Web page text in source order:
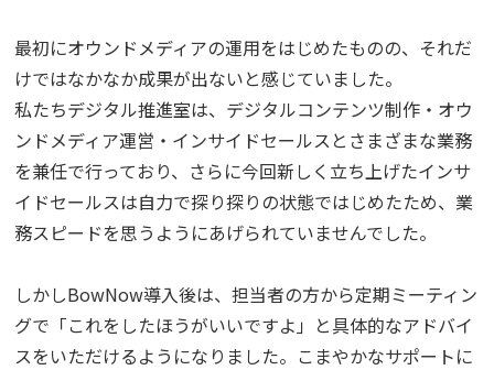
最初にオウンドメディアの運用をはじめたものの、それだ
けではなかなか成果が出ないと感じていました。
私たちデジタル推進室は、デジタルコンテンツ制作・オウ
ンドメディア運営・インサイドセールスとさまざまな業務
を兼任で行っており、さらに今回新しく立ち上げたインサ
イドセールスは自力で探り探りの状態ではじめたため、業
務スピードを思うようにあげられていませんでした。
しかしBowNow導入後は、担当者の方から定期ミーティン
グで「これをしたほうがいいですよ」と具体的なアドバイ
スをいただけるようになりました。こまやかなサポートに